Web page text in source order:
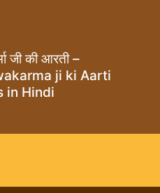
जी की आरती –
ji ki Aarti
in Hindi